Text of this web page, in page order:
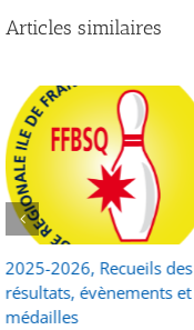
Articles similaires
2025-2026, Recueils des
résultats, évènements et
médailles